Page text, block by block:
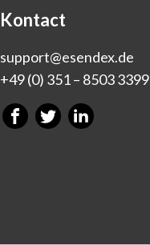
Kontact
support@esendex.de
+49 (0) 351 – 8503 3399